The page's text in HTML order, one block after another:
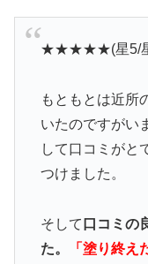
★★★★★(星5/
もともとは近所
いたのですがい
して口コミがと
つけました。
そして 口コミの
た。
「塗り終